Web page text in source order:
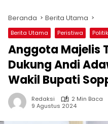
Beranda Berita Utama
Berita Utama Peristiwa Politik
Anggota Majelis
Dukung Andi
Wakil Bupati
Redaksi
2 Min Baca
9 Agustus 2024